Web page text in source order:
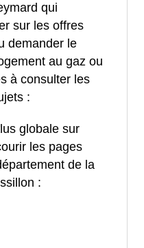
qui
sur les offres
demander le
au gaz ou
à consulter les
:
globale sur
les pages
de la
: